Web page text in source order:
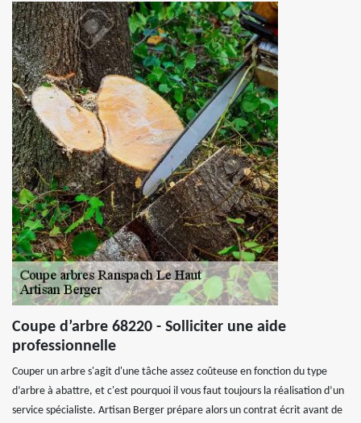
Coupe d’arbre 68220 - Solliciter une aide
professionnelle
Couper un arbre s'agit d'une tâche assez coûteuse en fonction du type
d’arbre à abattre, et c'est pourquoi il vous faut toujours la réalisation d’un
service spécialiste. Artisan Berger prépare alors un contrat écrit avant de